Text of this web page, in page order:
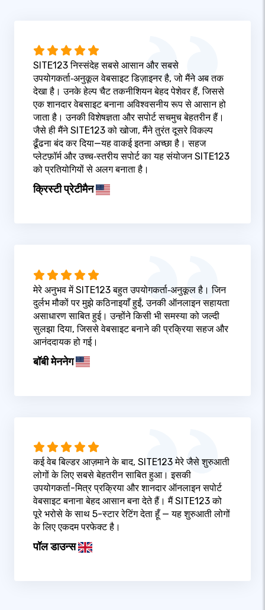
SITE123 निस्संदेह सबसे आसान और सबसे
उपयोगकर्ता‑अनुकूल वेबसाइट डिज़ाइनर है, जो मैंने अब तक
देखा है। उनके हेल्प चैट तकनीशियन बेहद पेशेवर हैं, जिससे
एक शानदार वेबसाइट बनाना अविश्वसनीय रूप से आसान हो
जाता है। उनकी विशेषज्ञता और सपोर्ट सचमुच बेहतरीन हैं।
जैसे ही मैंने SITE123 को खोजा, मैंने तुरंत दूसरे विकल्प
ढूँढना बंद कर दिया—यह वाकई इतना अच्छा है। सहज
प्लेटफ़ॉर्म और उच्च‑स्तरीय सपोर्ट का यह संयोजन SITE123
को प्रतियोगियों से अलग बनाता है।
क्रिस्टी प्रेटीमैन
मेरे अनुभव में SITE123 बहुत उपयोगकर्ता‑अनुकूल है। जिन
दुर्लभ मौकों पर मुझे कठिनाइयाँ हुईं, उनकी ऑनलाइन सहायता
असाधारण साबित हुई। उन्होंने किसी भी समस्या को जल्दी
सुलझा दिया, जिससे वेबसाइट बनाने की प्रक्रिया सहज और
आनंददायक हो गई।
बॉबी मेननेग
कई वेब बिल्डर आज़माने के बाद, SITE123 मेरे जैसे शुरुआती
लोगों के लिए सबसे बेहतरीन साबित हुआ। इसकी
उपयोगकर्ता-मित्र प्रक्रिया और शानदार ऑनलाइन सपोर्ट
वेबसाइट बनाना बेहद आसान बना देते हैं। मैं SITE123 को
पूरे भरोसे के साथ 5-स्टार रेटिंग देता हूँ — यह शुरुआती लोगों
के लिए एकदम परफेक्ट है।
पॉल डाउन्स